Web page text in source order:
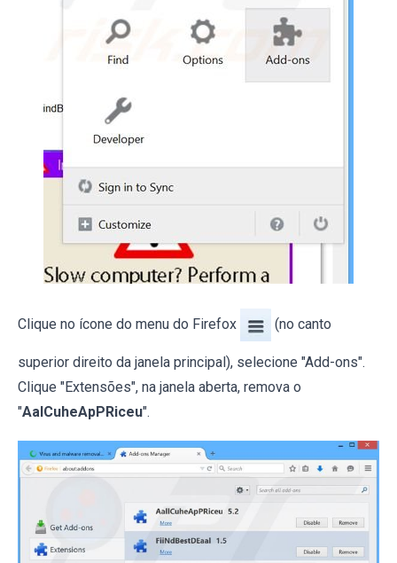
Clique no ícone do menu do Firefox (no canto
superior direito da janela principal), selecione "Add-ons".
Clique "Extensões", na janela aberta, remova o
"AalCuheApPRiceu".